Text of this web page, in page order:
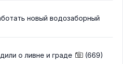
новый водозаборный
о ливне и граде (669)